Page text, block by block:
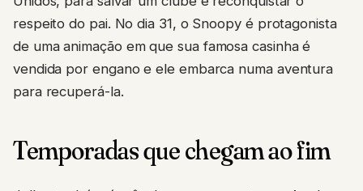
respeito do pai. No dia 31, o Snoopy é protagonista
de uma animação em que sua famosa casinha é
vendida por engano e ele embarca numa aventura
para recuperá-la.
Temporadas que chegam ao fim